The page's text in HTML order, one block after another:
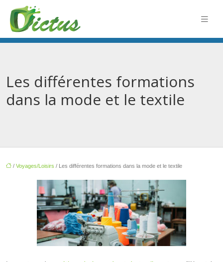
Les différentes formations
dans la mode et le textile
/ Voyages/Loisirs / Les différentes formations dans la mode et le textile